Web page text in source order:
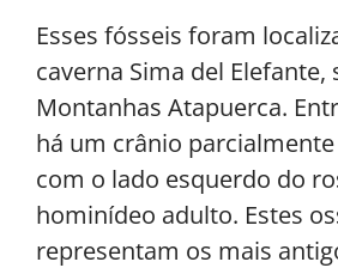
Esses fósseis foram
caverna Sima del Elefante,
Montanhas Atapuerca.
há um crânio
com o lado esquerdo do
hominídeo adulto. Estes
representam os mais